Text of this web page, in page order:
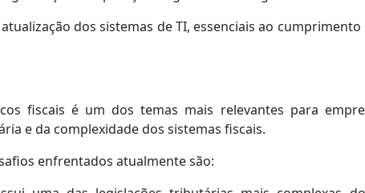
dos sistemas de TI, essenciais ao
fiscais é um dos temas mais relevantes para
e da complexidade dos sistemas fiscais.
enfrentados atualmente são: